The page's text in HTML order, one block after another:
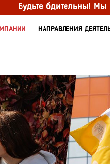
Будьте бдительны!
НАПРАВЛЕНИЯ